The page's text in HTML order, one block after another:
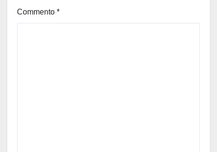
Commento *